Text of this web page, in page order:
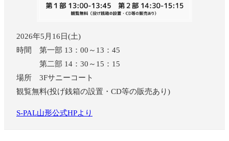
2026年5月16日(土)
時間 第一部 13：00～13：45
第二部 14：30～15：15
場所 3Fサニーコート
観覧無料(投げ銭箱の設置・CD等の販売あり)
S-PAL山形公式HPより